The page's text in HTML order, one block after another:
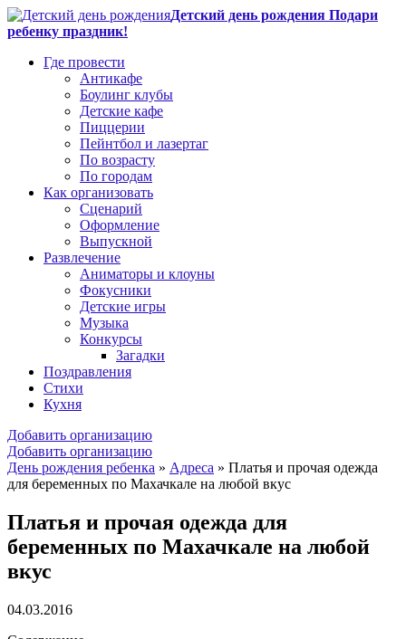
Детский день рождения Подари
ребенку праздник!
Где провести
Антикафе
Боулинг клубы
Детские кафе
Пиццерии
Пейнтбол и лазертаг
По возрасту
По городам
Как организовать
Сценарий
Оформление
Выпускной
Развлечение
Аниматоры и клоуны
Фокусники
Детские игры
Музыка
Конкурсы
Загадки
Поздравления
Стихи
Кухня
Добавить организацию
Добавить организацию
День рождения ребенка » Адреса » Платья и прочая одежда
для беременных по Махачкале на любой вкус
Платья и прочая одежда для
беременных по Махачкале на любой
вкус
04.03.2016